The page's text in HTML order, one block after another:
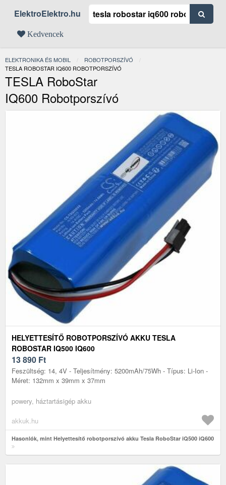
ElektroElektro.hu
Kedvencek
ELEKTRONIKA ÉS MOBIL
ROBOTPORSZÍVÓ
JELENLEGI:
TESLA ROBOSTAR IQ600 ROBOTPORSZÍVÓ
TESLA RoboStar
IQ600 Robotporszívó
HELYETTESÍTŐ ROBOTPORSZÍVÓ AKKU TESLA
ROBOSTAR IQ500 IQ600
13 890 Ft
Feszültség: 14, 4V - Teljesítmény: 5200mAh/75Wh - Típus: Li-Ion -
Méret: 132mm x 39mm x 37mm
powery, háztartásigép akku
akkuk.hu
Hasonlók, mint Helyettesítő robotporszívó akku Tesla RoboStar iQ500 iQ600